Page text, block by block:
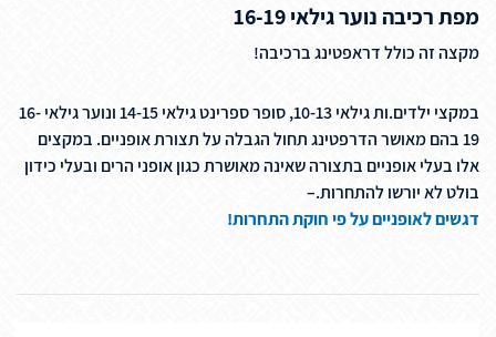
מפת רכיבה נוער גילאי 16-19
מקצה זה כולל דראפטינג ברכיבה!
במקצי ילדים.ות גילאי 10-13, סופר ספרינט גילאי 14-15 ונוער גילאי 16-
19 בהם מאושר הדרפטינג תחול הגבלה על תצורת אופניים. במקצים
אלו בעלי אופניים בתצורה שאינה מאושרת כגון אופני הרים ובעלי כידון
בולט לא יורשו להתחרות.–
דגשים לאופניים על פי חוקת התחרות!